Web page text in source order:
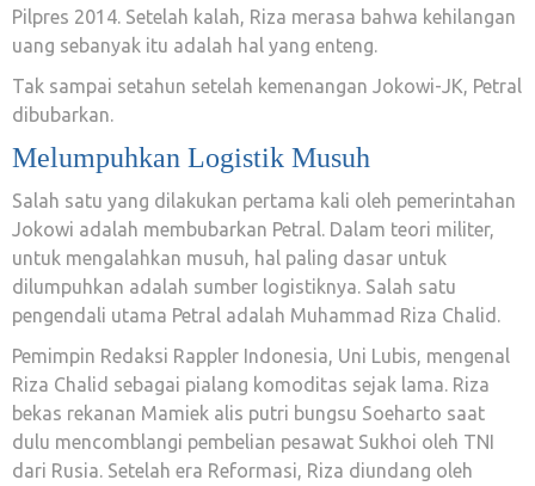
Pilpres 2014. Setelah kalah, Riza merasa bahwa kehilangan
uang sebanyak itu adalah hal yang enteng.
Tak sampai setahun setelah kemenangan Jokowi-JK, Petral
dibubarkan.
Melumpuhkan Logistik Musuh
Salah satu yang dilakukan pertama kali oleh pemerintahan
Jokowi adalah membubarkan Petral. Dalam teori militer,
untuk mengalahkan musuh, hal paling dasar untuk
dilumpuhkan adalah sumber logistiknya. Salah satu
pengendali utama Petral adalah Muhammad Riza Chalid.
Pemimpin Redaksi Rappler Indonesia, Uni Lubis, mengenal
Riza Chalid sebagai pialang komoditas sejak lama. Riza
bekas rekanan Mamiek alis putri bungsu Soeharto saat
dulu mencomblangi pembelian pesawat Sukhoi oleh TNI
dari Rusia. Setelah era Reformasi, Riza diundang oleh